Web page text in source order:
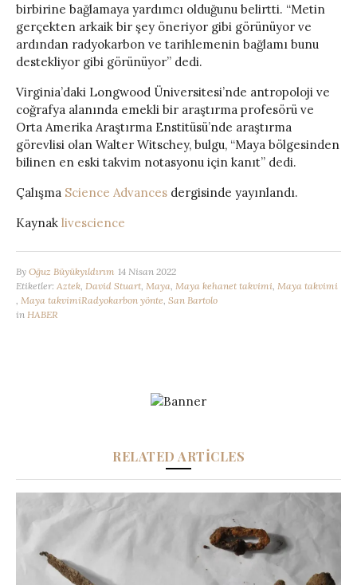
birbirine bağlamaya yardımcı olduğunu belirtti. “Metin
gerçekten arkaik bir şey öneriyor gibi görünüyor ve
ardından radyokarbon ve tarihlemenin bağlamı bunu
destekliyor gibi görünüyor” dedi.
Virginia’daki Longwood Üniversitesi’nde antropoloji ve
coğrafya alanında emekli bir araştırma profesörü ve
Orta Amerika Araştırma Enstitüsü’nde araştırma
görevlisi olan Walter Witschey, bulgu, “Maya bölgesinden
bilinen en eski takvim notasyonu için kanıt” dedi.
Çalışma Science Advances dergisinde yayınlandı.
Kaynak livescience
By Oğuz Büyükyıldırım 14 Nisan 2022
Etiketler: Aztek David Stuart Maya Maya kehanet takvimi Maya takvimi
Maya takvimiRadyokarbon yönte San Bartolo
in HABER
RELATED ARTICLES